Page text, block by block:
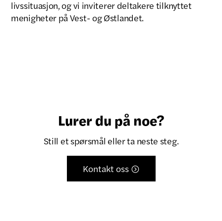
livssituasjon, og vi inviterer deltakere tilknyttet
menigheter på Vest- og Østlandet.
Lurer du på noe?
Still et spørsmål eller ta neste steg.
Kontakt oss 